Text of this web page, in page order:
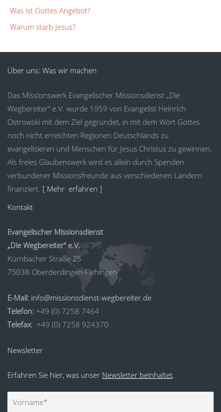
Was ist Gottes Angebot?
Warum starb Jesus?
Über uns: Was wir machen
Das Missionswerk Evangelischer Missionsdienst „Die
Wegbereiter“ e.V. wurde 1959 von Evangelist Heinrich
Ostrowski mit dem Ziel gegründet, in mit dem Wort Gottes
noch nicht erreichten Regionen Deutschlands zu
evangelisieren und Menschen für Jesus Christus zu gewinnen.
Als freies Glaubenswerk wird es allein durch Spenden
verbundener Missionsfreunde aus verschiedenen Ländern
finanziert. [ Mehr erfahren ]
Kontakt
Evangelischer Missionsdienst
„Die Wegbereiter“ e.V.
Kürnbacher Straße 25
75038 Oberderdingen-Flehingen
E-Mail: info@missionsdienst-wegbereiter.de
Telefon: +49 (0) 7258 7464
Telefax: +49 (0) 7258 924370
Newsletter
Erfahren Sie hier, was unser Newsletter beinhaltet.
Vorname